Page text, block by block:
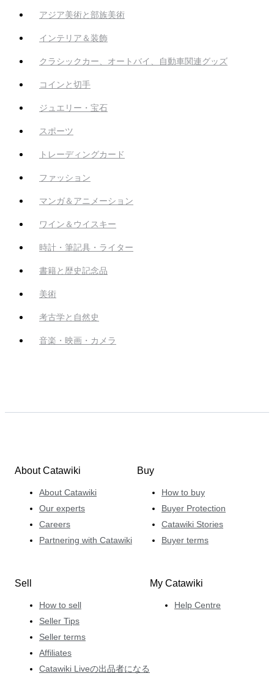
アジア美術と部族美術
インテリア＆装飾
クラシックカー、オートバイ、自動車関連グッズ
コインと切手
ジュエリー・宝石
スポーツ
トレーディングカード
ファッション
マンガ＆アニメーション
ワイン＆ウイスキー
時計・筆記具・ライター
書籍と歴史記念品
美術
考古学と自然史
音楽・映画・カメラ
About Catawiki
About Catawiki
Our experts
Careers
Partnering with Catawiki
Buy
How to buy
Buyer Protection
Catawiki Stories
Buyer terms
Sell
How to sell
Seller Tips
Seller terms
Affiliates
Catawiki Liveの出品者になる
My Catawiki
Help Centre